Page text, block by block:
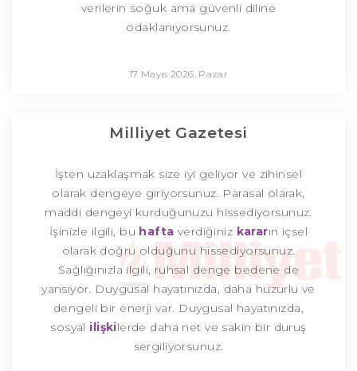
verilerin soğuk ama güvenli diline
odaklanıyorsunuz.
17 Mayıs 2026, Pazar
Milliyet Gazetesi
İşten uzaklaşmak size iyi geliyor ve zihinsel
olarak dengeye giriyorsunuz. Parasal olarak,
maddi dengeyi kurduğunuzu hissediyorsunuz.
İşinizle ilgili, bu hafta verdiğiniz kararın içsel
olarak doğru olduğunu hissediyorsunuz.
Sağlığınızla ilgili, ruhsal denge bedene de
yansıyor. Duygusal hayatınızda, daha huzurlu ve
dengeli bir enerji var. Duygusal hayatınızda,
sosyal ilişkilerde daha net ve sakin bir duruş
sergiliyorsunuz.